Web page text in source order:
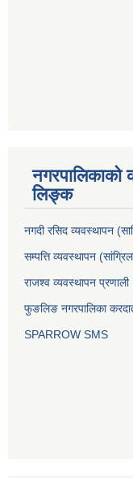
नगरपालिकाको
लिङ्क
नगदी रसिद व्यवस्थापन
सम्पत्ति व्यवस्थापन
राजश्व व्यवस्थापन
फुङलिङ नगरपालिका
SPARROW SMS